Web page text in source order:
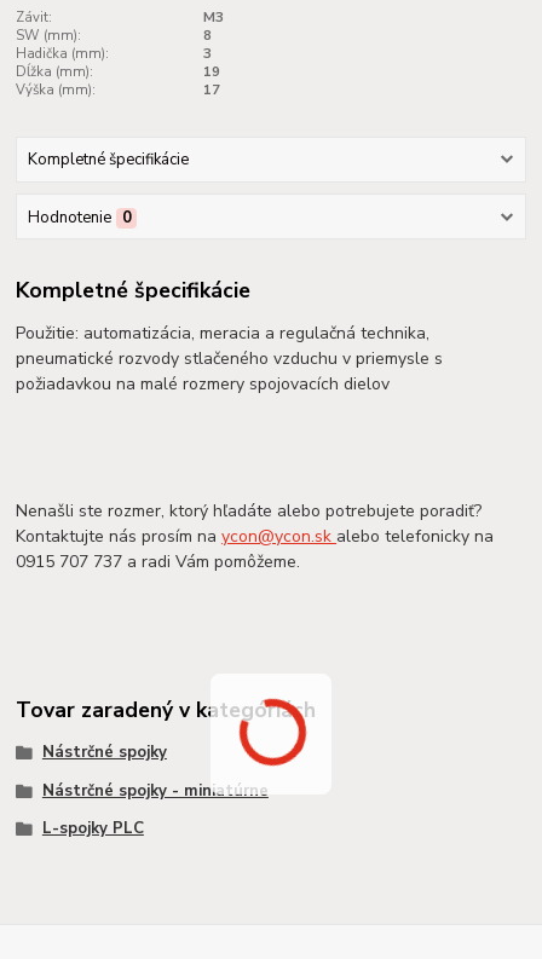
Závit:
M3
SW (mm):
8
Hadička (mm):
3
Dĺžka (mm):
19
Výška (mm):
17
Kompletné špecifikácie
Hodnotenie 0
Kompletné špecifikácie
Použitie: automatizácia, meracia a regulačná technika,
pneumatické rozvody stlačeného vzduchu v priemysle s
požiadavkou na malé rozmery spojovacích dielov
Nenašli ste rozmer, ktorý hľadáte alebo potrebujete poradiť?
Kontaktujte nás prosím naycon@ycon.sk alebo telefonicky na
0915 707 737 a radi Vám pomôžeme.
Tovar zaradený v kategóriách
Nástrčné spojky
Nástrčné spojky - miniatúrne
L-spojky PLC